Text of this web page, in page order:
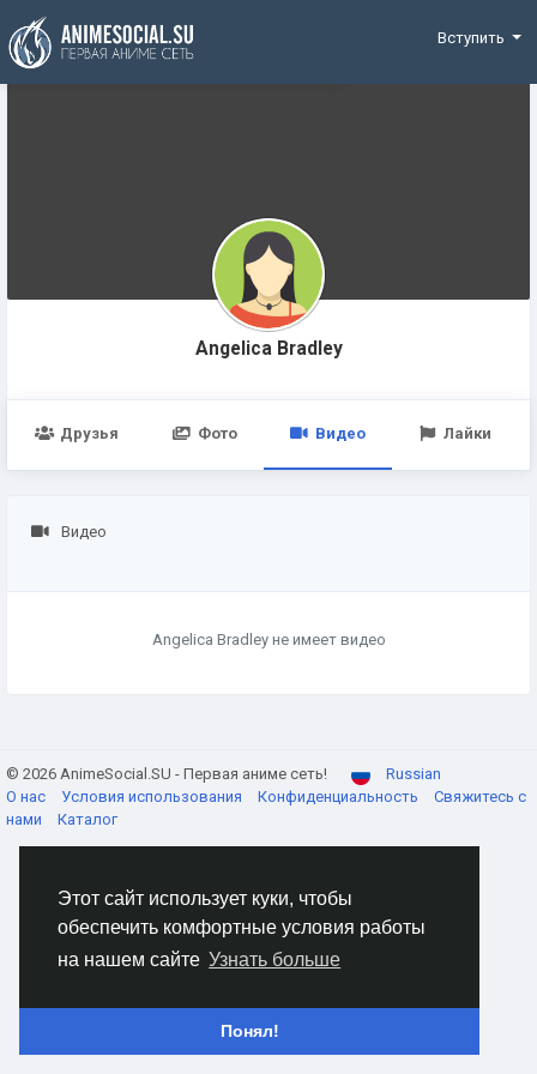
Этот сайт использует куки, чтобы
обеспечить комфортные условия работы
на нашем сайте Узнать больше
Понял!
Funding
Вступить
Angelica Bradley
Друзья Фото Видео Лайки
Видео
Angelica Bradley не имеет видео
© 2026 AnimeSocial.SU - Первая аниме сеть!
Russian
О нас
Условия использования Конфиденциальность
Свяжитесь с
нами
Каталог